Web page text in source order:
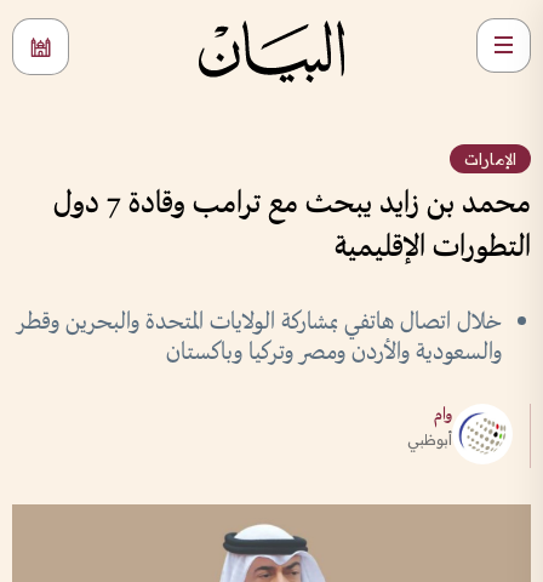
الإمارات
محمد بن زايد يبحث مع ترامب وقادة 7 دول
التطورات الإقليمية
خلال اتصال هاتفي بمشاركة الولايات المتحدة والبحرين وقطر
والسعودية والأردن ومصر وتركيا وباكستان
وام
أبوظبي